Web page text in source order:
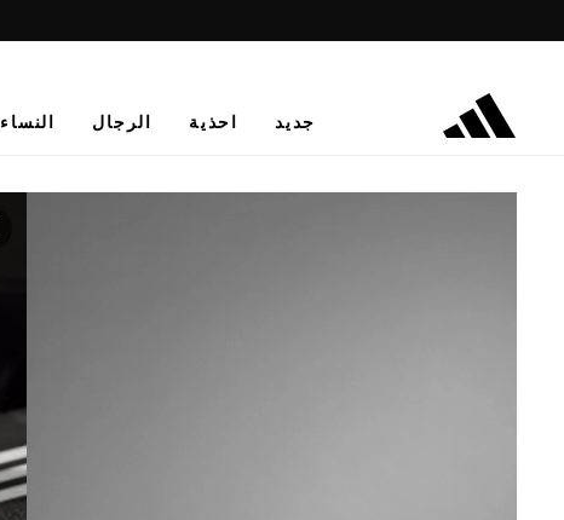
جديد احذية الرجال النساء